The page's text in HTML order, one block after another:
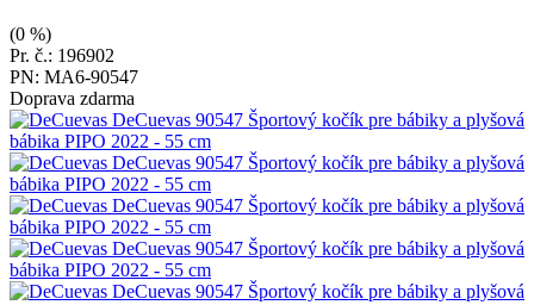
(0 %)
Pr. č.: 196902
PN: MA6-90547
Doprava zdarma